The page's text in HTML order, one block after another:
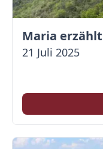
21 Juli 2025